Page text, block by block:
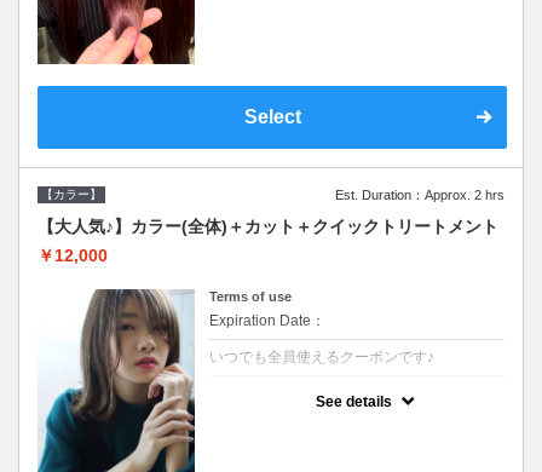
Select
【カラー】 Est. Duration：Approx. 2 hrs
【大人気♪】カラー(全体)＋カット＋クイックトリートメント
￥12,000
Terms of use
Expiration Date：
いつでも全員使えるクーポンです♪
See details